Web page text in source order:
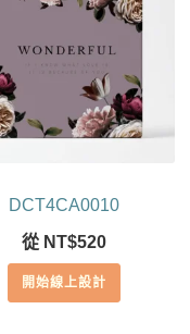
DCT4CA0010
從 NT$520
開始線上設計